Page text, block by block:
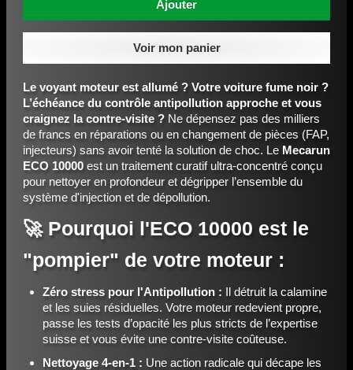
Ajouter
Voir mon panier
Le voyant moteur est allumé ? Votre voiture fume noir ?
L’échéance du contrôle antipollution approche et vous
craignez la contre-visite ? Ne dépensez pas des milliers
de francs en réparations ou en changement de pièces (FAP,
injecteurs) sans avoir tenté la solution de choc. Le Mecarun
ECO 10000 est un traitement curatif ultra-concentré conçu
pour nettoyer en profondeur et dégripper l’ensemble du
système d'injection et de dépollution.
🚀 Pourquoi l'ECO 10000 est le
"pompier" de votre moteur :
Zéro stress pour l'Antipollution : Il détruit la calamine
et les suies résiduelles. Votre moteur redevient propre,
passe les tests d’opacité les plus stricts de l’expertise
suisse et vous évite une contre-visite coûteuse.
Nettoyage 4-en-1 : Une action radicale qui décape les